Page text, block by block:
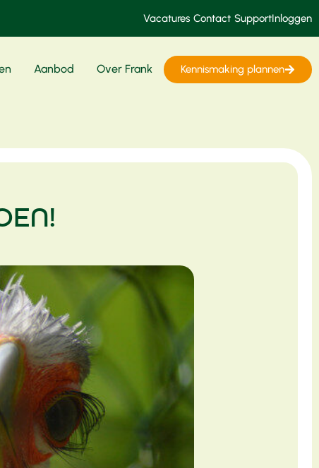
Vacatures Contact SupportInloggen
Aanbod Over Frank Kennismaking plannen